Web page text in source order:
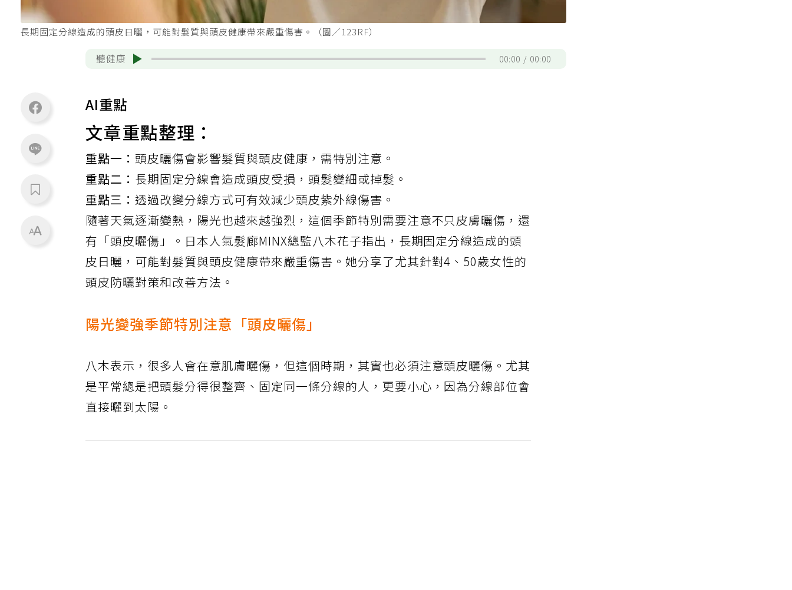
長期固定分線造成的頭皮日曬，可能對髮質與頭皮健康帶來嚴重傷害。（圖／123RF）
聽健康 00:00 00:00
AI重點
文章重點整理：
重點一：頭皮曬傷會影響髮質與頭皮健康，需特別注意。
重點二： 長期固定分線會造成頭皮受損，頭髮變細或掉髮。
重點三： 透過改變分線方式可有效減少頭皮紫外線傷害。
隨著天氣逐漸變熱，陽光也越來越強烈，這個季節特別需要注意不只皮膚曬傷，還
有「頭皮曬傷」。日本人氣髮廊MINX總監八木花子指出，長期固定分線造成的頭
皮日曬，可能對髮質與頭皮健康帶來嚴重傷害。她分享了尤其針對4、50歲女性的
頭皮防曬對策和改善方法。
陽光變強季節特別注意「頭皮曬傷」
八木表示，很多人會在意肌膚曬傷，但這個時期，其實也必須注意頭皮曬傷。尤其
是平常總是把頭髮分得很整齊、固定同一條分線的人，更要小心，因為分線部位會
直接曬到太陽。